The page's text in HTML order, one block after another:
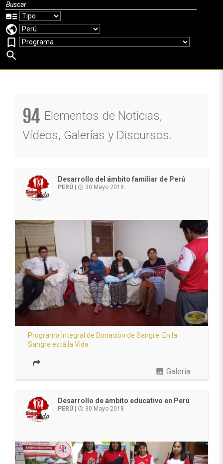
art_track
public
bookmark_border
search
94 Elementos de Noticias,
Vídeos, Galerías y Discursos.
Desarrollo del ámbito familiar de Perú
PERÚ access_time 30 Mayo 2018
Programa Integral de Donación de Sangre: En la
Sangre está la Vida
photo Galería
Desarrollo de ámbito educativo en Perú
PERÚ | access_time 30 Mayo 2018